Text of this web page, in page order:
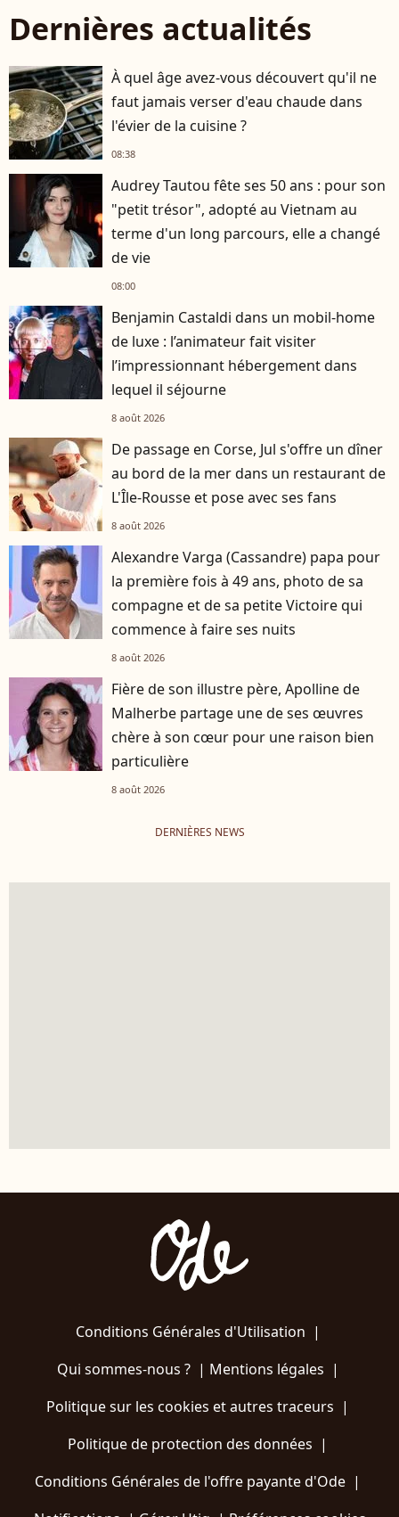
Dernières actualités
À quel âge avez-vous découvert qu'il ne
faut jamais verser d'eau chaude dans
l'évier de la cuisine ?
08:38
Audrey Tautou fête ses 50 ans : pour son
"petit trésor", adopté au Vietnam au
terme d'un long parcours, elle a changé
de vie
08:00
Benjamin Castaldi dans un mobil-home
de luxe : l’animateur fait visiter
l’impressionnant hébergement dans
lequel il séjourne
8 août 2026
De passage en Corse, Jul s'offre un dîner
au bord de la mer dans un restaurant de
L'Île-Rousse et pose avec ses fans
8 août 2026
Alexandre Varga (Cassandre) papa pour
la première fois à 49 ans, photo de sa
compagne et de sa petite Victoire qui
commence à faire ses nuits
8 août 2026
Fière de son illustre père, Apolline de
Malherbe partage une de ses œuvres
chère à son cœur pour une raison bien
particulière
8 août 2026
DERNIÈRES NEWS
Conditions Générales d'Utilisation |
Qui sommes-nous ?| Mentions légales |
Politique sur les cookies et autres traceurs |
Politique de protection des données |
Conditions Générales de l'offre payante d'Ode |